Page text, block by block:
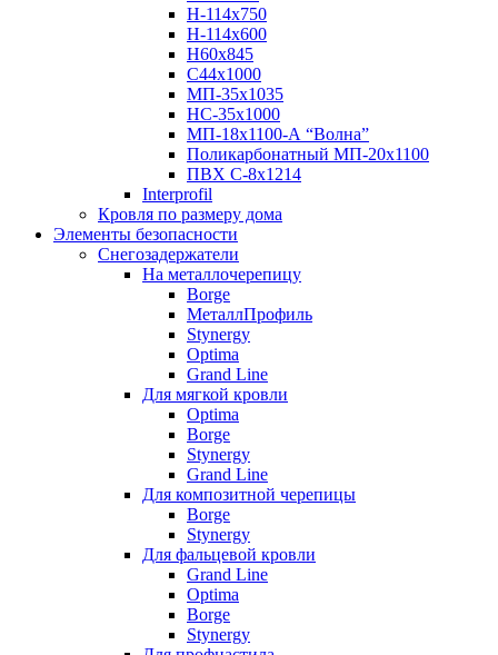
Н-114х750
Н-114х600
Н60х845
С44х1000
МП-35х1035
НС-35х1000
МП-18х1100-А “Волна”
Поликарбонатный МП-20х1100
ПВХ С-8х1214
Interprofil
Кровля по размеру дома
Элементы безопасности
Снегозадержатели
На металлочерепицу
Borge
МеталлПрофиль
Stynergy
Optima
Grand Line
Для мягкой кровли
Optima
Borge
Stynergy
Grand Line
Для композитной черепицы
Borge
Stynergy
Для фальцевой кровли
Grand Line
Optima
Borge
Stynergy